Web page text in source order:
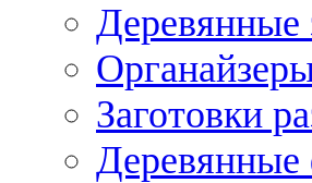
Деревянные
Заготовки
Деревянные